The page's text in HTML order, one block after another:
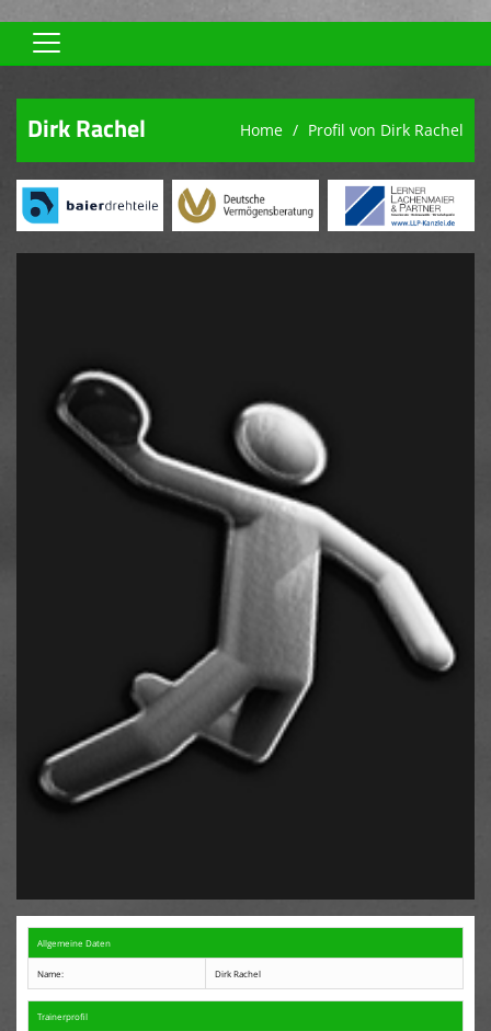
Aktive
Jugend
Spielplan
TVA-SHOP
Dirk Rachel Home Profil von Dirk Rachel
Allgemeine Daten
Name: Dirk Rachel
Trainerprofil